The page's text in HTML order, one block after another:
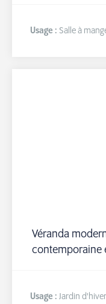
Usage : Salle à
Véranda
contemporaine
Usage : Jardin d'hiver